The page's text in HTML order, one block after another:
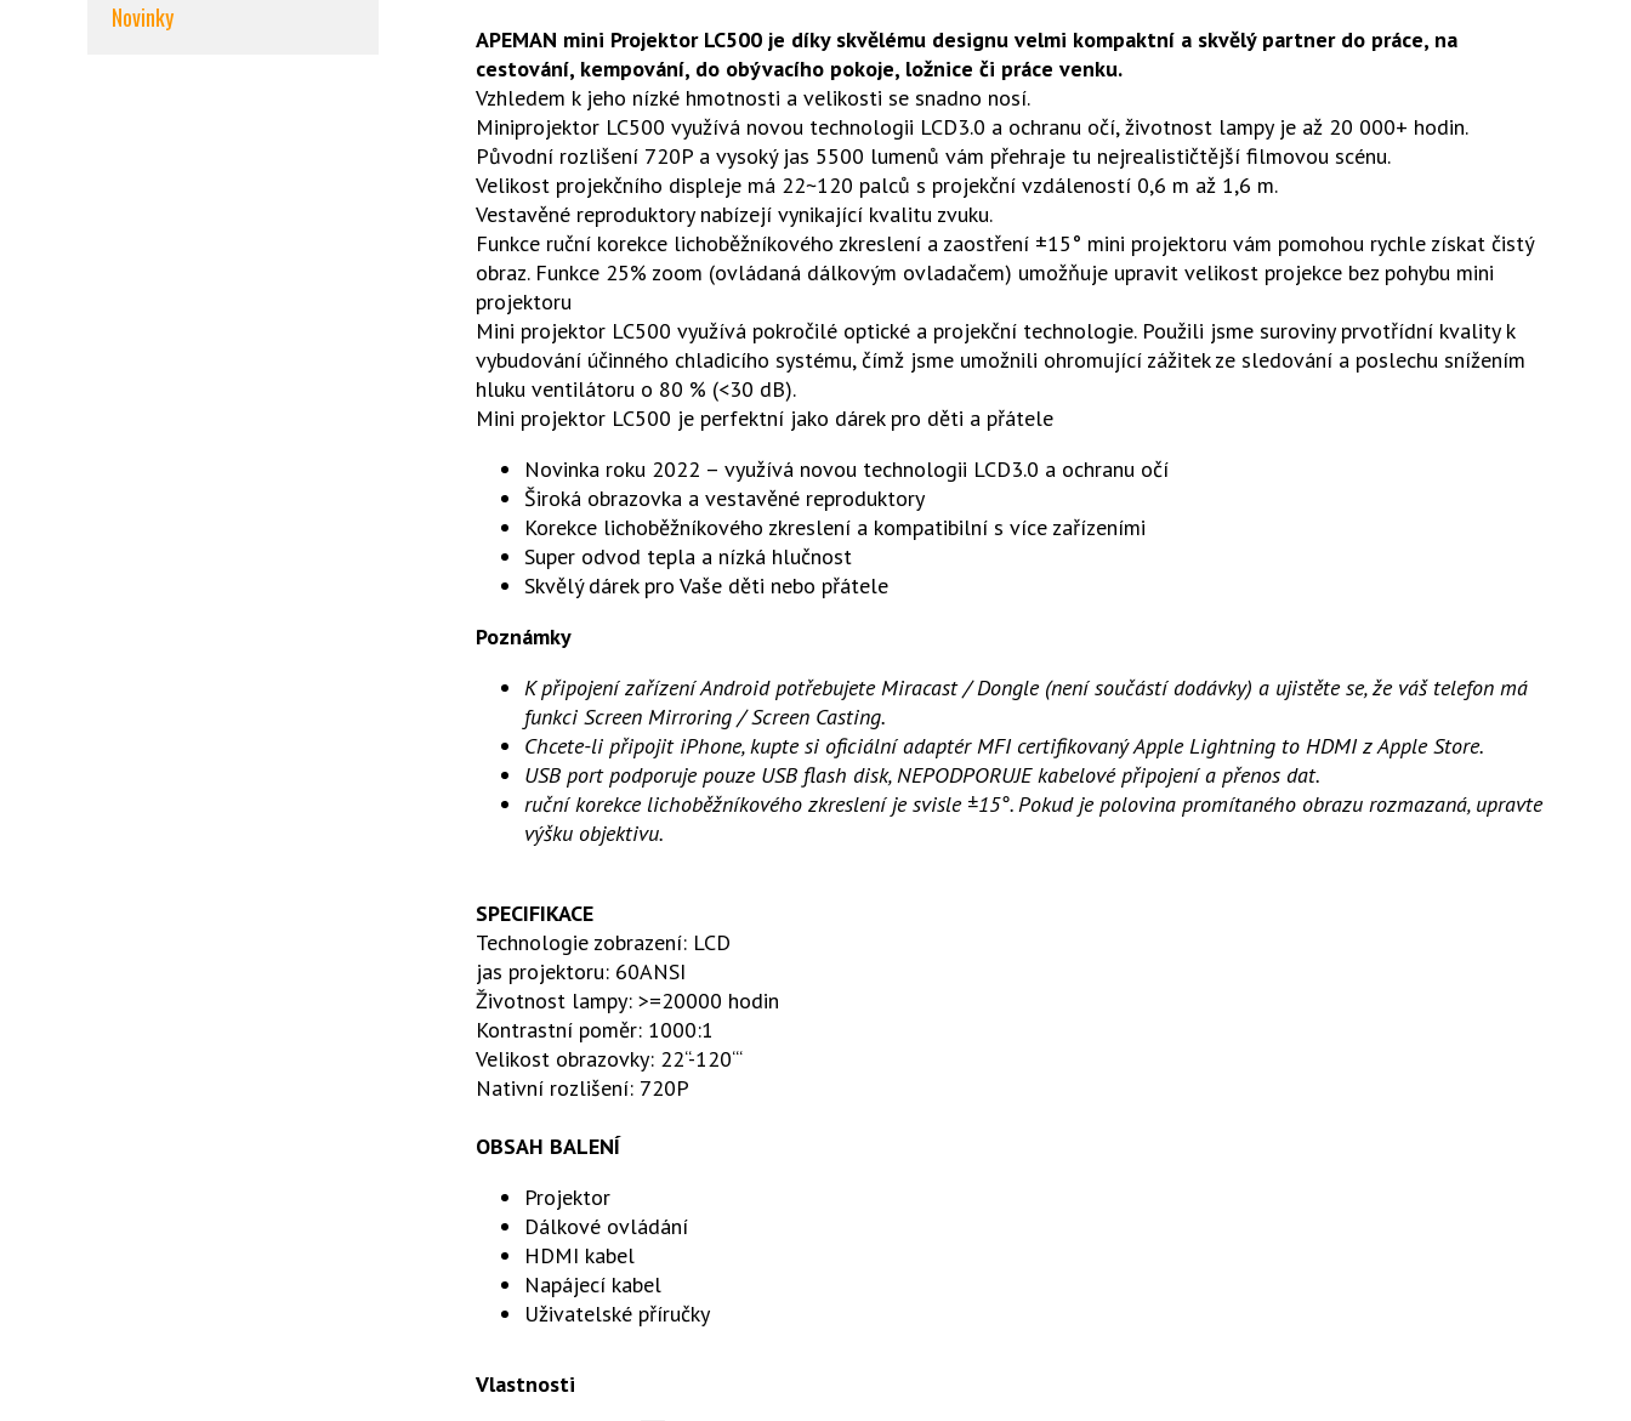
APEMAN mini Projektor LC500 je díky skvělému designu velmi kompaktní a skvělý partner do práce, na
cestování, kempování, do obývacího pokoje, ložnice či práce venku.
Vzhledem k jeho nízké hmotnosti a velikosti se snadno nosí.
Miniprojektor LC500 využívá novou technologii LCD3.0 a ochranu očí, životnost lampy je až 20 000+ hodin.
Původní rozlišení 720P a vysoký jas 5500 lumenů vám přehraje tu nejrealističtější filmovou scénu.
Velikost projekčního displeje má 22~120 palců s projekční vzdáleností 0,6 m až 1,6 m.
Vestavěné reproduktory nabízejí vynikající kvalitu zvuku.
Funkce ruční korekce lichoběžníkového zkreslení a zaostření ±15° mini projektoru vám pomohou rychle získat čistý
obraz. Funkce 25% zoom (ovládaná dálkovým ovladačem) umožňuje upravit velikost projekce bez pohybu mini
projektoru
Mini projektor LC500 využívá pokročilé optické a projekční technologie. Použili jsme suroviny prvotřídní kvality k
vybudování účinného chladicího systému, čímž jsme umožnili ohromující zážitek ze sledování a poslechu snížením
hluku ventilátoru o 80 % (<30 dB).
Mini projektor LC500 je perfektní jako dárek pro děti a přátele
Novinka roku 2022 – využívá novou technologii LCD3.0 a ochranu očí
Široká obrazovka a vestavěné reproduktory
Korekce lichoběžníkového zkreslení a kompatibilní s více zařízeními
Super odvod tepla a nízká hlučnost
Skvělý dárek pro Vaše děti nebo přátele
Poznámky
K připojení zařízení Android potřebujete Miracast / Dongle (není součástí dodávky) a ujistěte se, že váš telefon má
funkci Screen Mirroring / Screen Casting.
Chcete-li připojit iPhone, kupte si oficiální adaptér MFI certifikovaný Apple Lightning to HDMI z Apple Store.
USB port podporuje pouze USB flash disk, NEPODPORUJE kabelové připojení a přenos dat.
ruční korekce lichoběžníkového zkreslení je svisle ±15°. Pokud je polovina promítaného obrazu rozmazaná, upravte
výšku objektivu.
SPECIFIKACE
Technologie zobrazení: LCD
jas projektoru: 60ANSI
Životnost lampy: >=20000 hodin
Kontrastní poměr: 1000:1
Velikost obrazovky: 22“-120“‘
Nativní rozlišení: 720P
OBSAH BALENÍ
Projektor
Dálkové ovládání
HDMI kabel
Napájecí kabel
Uživatelské příručky
Vlastnosti
Novinky